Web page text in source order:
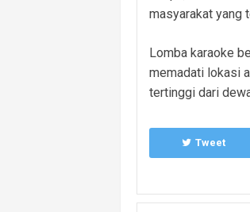
masyarakat yang
Lomba karaoke
memadati lokasi
tertinggi dari
Tweet